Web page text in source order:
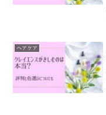
ヘアケア